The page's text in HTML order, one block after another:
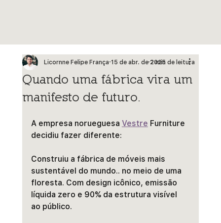
Quando uma fábrica vira um
manifesto de futuro.
Licornne Felipe França 15 de abr. de 20252 min de leitura
A empresa norueguesa Vestre Furniture
decidiu fazer diferente:
Construiu a fábrica de móveis mais
sustentável do mundo.. no meio de uma
floresta. Com design icônico, emissão
líquida zero e 90% da estrutura visível
ao público.